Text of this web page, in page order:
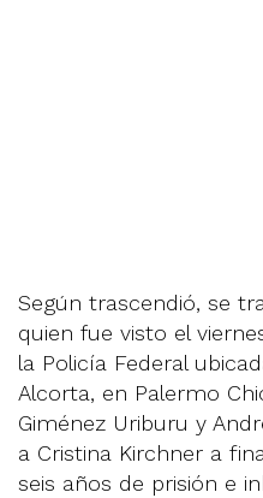
Según trascendió, se
quien fue visto el
la Policía Federal
Alcorta, en Palermo
Giménez Uriburu y
a Cristina Kirchner a
seis años de prisión e